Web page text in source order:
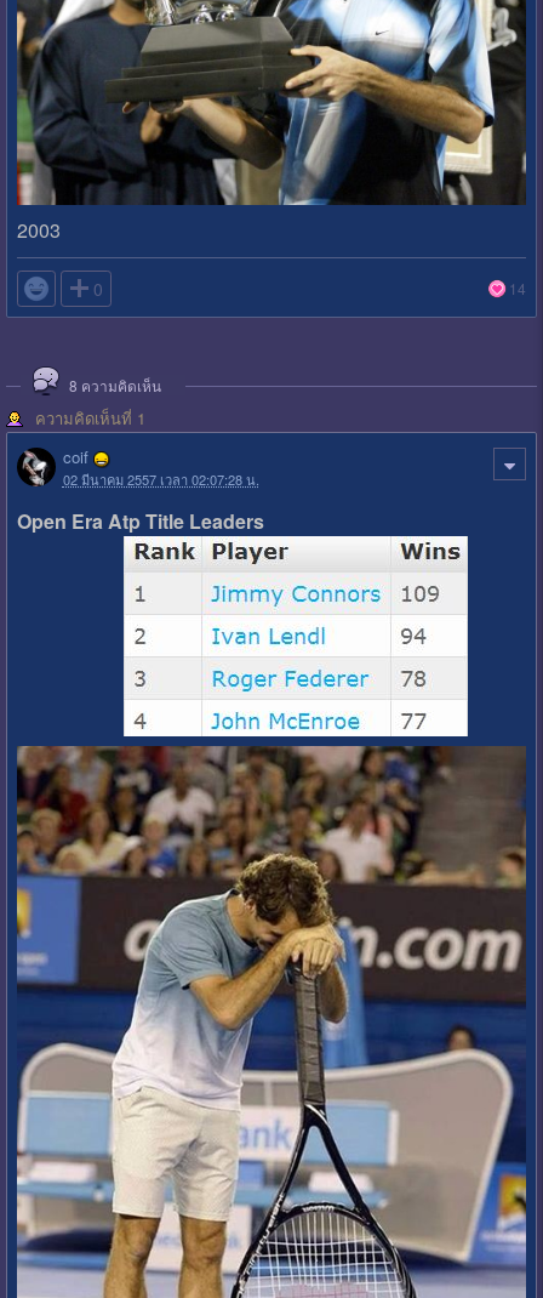
2003
 0 14
8 ความคิดเห็น
ความคิดเห็นที่ 1
coif
02 มีนาคม 2557 เวลา 02:07:28 น.
Open Era Atp Title Leaders